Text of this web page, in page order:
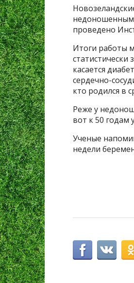
проведено
Итоги работы
касается
сердечно-
кто родился в
Реже у
вот к 50 годам
Ученые
недели